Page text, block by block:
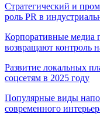
Стратегический и
роль PR в
Корпоративные медиа
возвращают контроль
Развитие локальных
соцсетям в 2025 году
Популярные виды
современного